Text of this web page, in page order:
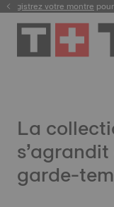
Livraison
votre montre
La
garde-